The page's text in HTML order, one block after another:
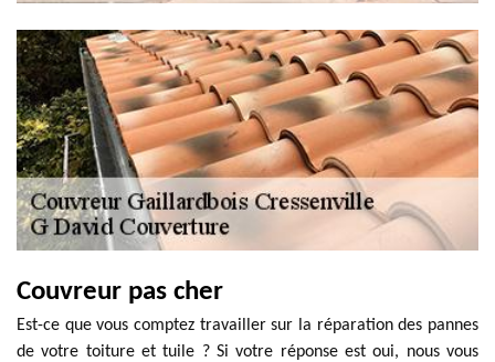
Couvreur pas cher
Est-ce que vous comptez travailler sur la réparation des pannes
de votre toiture et tuile ? Si votre réponse est oui, nous vous